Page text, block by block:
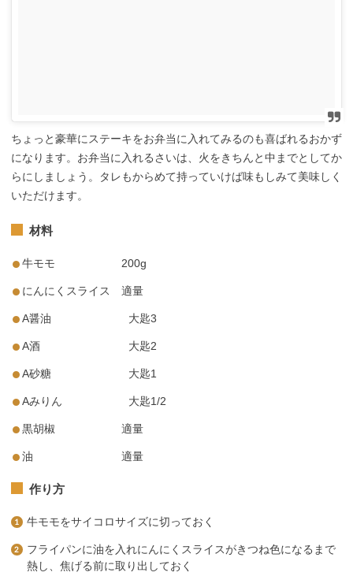
ちょっと豪華にステーキをお弁当に入れてみるのも喜ばれるおかず
になります。お弁当に入れるさいは、火をきちんと中までとしてか
らにしましょう。タレもからめて持っていけば味もしみて美味しく
いただけます。
材料
牛モモ 200g
にんにくスライス 適量
A醤油 大匙3
A酒 大匙2
A砂糖 大匙1
Aみりん 大匙1/2
黒胡椒 適量
油 適量
作り方
牛モモをサイコロサイズに切っておく
フライパンに油を入れにんにくスライスがきつね色になるまで
熱し、焦げる前に取り出しておく